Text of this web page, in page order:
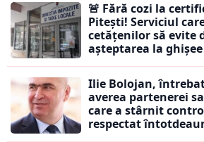
🚨 Fără cozi la
Pitești! Serviciul
cetățenilor să evite
așteptarea la ghișee
Ilie Bolojan,
averea partenerei
care a stârnit
respectat